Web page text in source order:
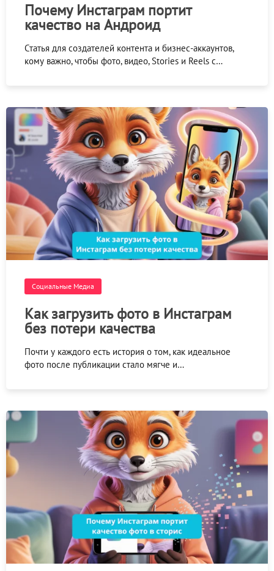
Почему Инстаграм портит
качество на Андроид
Статья для создателей контента и бизнес-аккаунтов,
кому важно, чтобы фото, видео, Stories и Reels с…
Социальные Медиа
Как загрузить фото в Инстаграм
без потери качества
Почти у каждого есть история о том, как идеальное
фото после публикации стало мягче и…